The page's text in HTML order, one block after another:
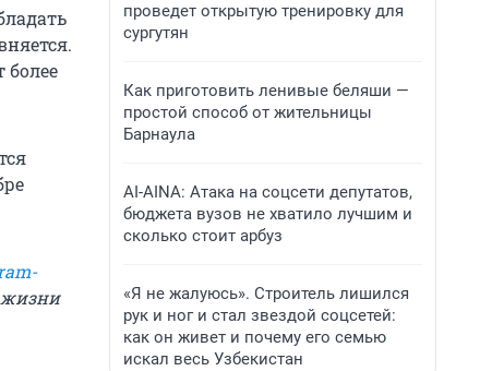
более
жизни
проведет открытую тренировку для
сургутян
Как приготовить ленивые беляши —
простой способ от жительницы
Барнаула
AI-AINA: Атака на соцсети депутатов,
бюджета вузов не хватило лучшим и
сколько стоит арбуз
«Я не жалуюсь». Строитель лишился
рук и ног и стал звездой соцсетей:
как он живет и почему его семью
искал весь Узбекистан